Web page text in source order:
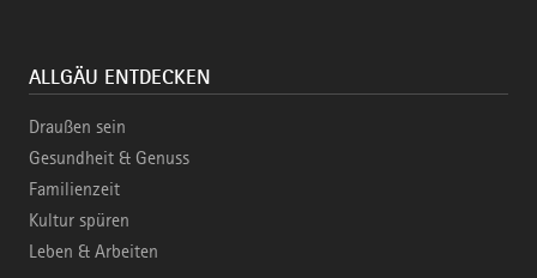
ALLGÄU ENTDECKEN
Draußen sein
Gesundheit & Genuss
Familienzeit
Kultur spüren
Leben & Arbeiten